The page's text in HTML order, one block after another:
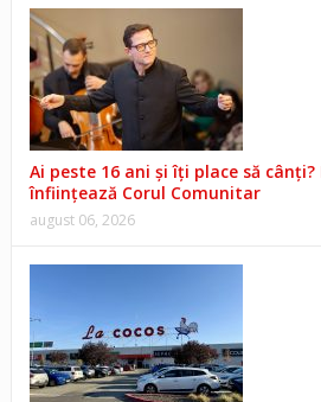
Ai peste 16 ani și îți place să
înființează Corul Comunitar
august 06, 2026